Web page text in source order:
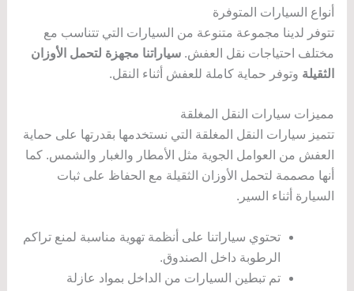
أنواع السيارات المتوفرة
تتوفر لدينا مجموعة متنوعة من السيارات التي تتناسب مع
مختلف احتياجات نقل العفش. سياراتنا مجهزة لتحمل الأوزان
الثقيلة وتوفر حماية كاملة للعفش أثناء النقل.
مميزات سيارات النقل المغلقة
تتميز سيارات النقل المغلقة التي نستخدمها بقدرتها على حماية
العفش من العوامل الجوية مثل الأمطار والغبار والشمس. كما
أنها مصممة لتحمل الأوزان الثقيلة مع الحفاظ على ثبات
السيارة أثناء السير.
تحتوي سياراتنا على أنظمة تهوية مناسبة لمنع تراكم
الرطوبة داخل الصندوق.
تم تبطين السيارات من الداخل بمواد عازلة